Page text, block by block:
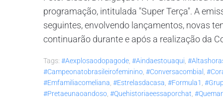
programação, intitulada "Super Terça". A
seguintes, envolvendo lançamentos, novas
continuarão durante e após a realização da
Tags: #aexplosaodopagode #aindaestouaqui
#campeonatobrasileirofeminino #conversacombial
#emfamiliacomeliana #estrelasdacasa #formula1
#pretaeunaoandoso #quehistoriaeessaporchat